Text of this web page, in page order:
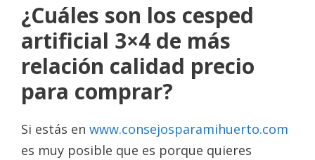
¿Cuáles son los cesped
artificial 3×4 de más
relación calidad precio
para comprar?
Si estás en www.consejosparamihuerto.com
es muy posible que es porque quieres